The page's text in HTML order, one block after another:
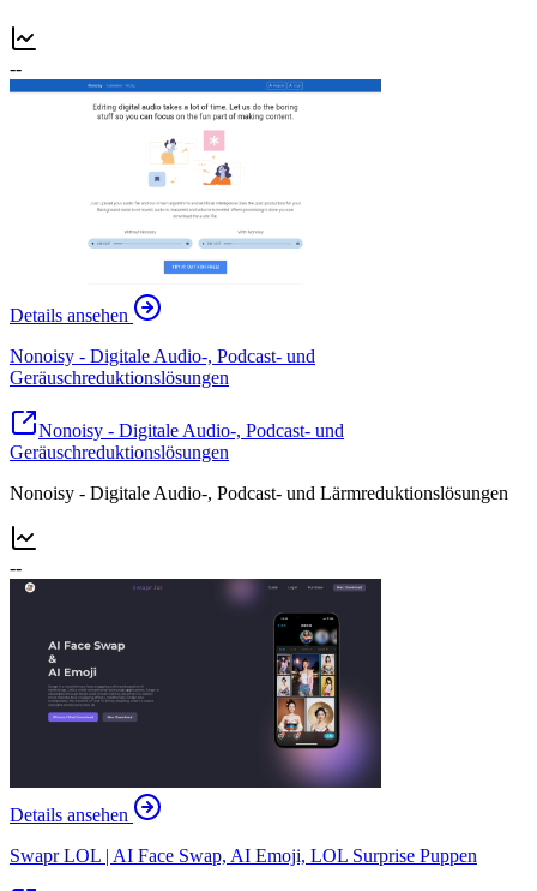
--
Details ansehen
Nonoisy - Digitale Audio-, Podcast- und
Geräuschreduktionslösungen
Nonoisy - Digitale Audio-, Podcast- und
Geräuschreduktionslösungen
Nonoisy - Digitale Audio-, Podcast- und Lärmreduktionslösungen
--
Details ansehen
Swapr LOL | AI Face Swap, AI Emoji, LOL Surprise Puppen